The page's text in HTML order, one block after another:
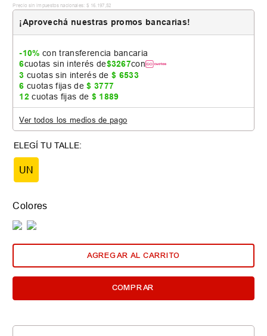
Precio sin impuestos nacionales: $ 16. 197 ,52
¡Aprovechá nuestras promos bancarias!
-10% con transferencia bancaria
6cuotas sin interés de$3267con
3 cuotas sin interés de$ 6533
6 cuotas fijas de$ 3777
12 cuotas fijas de $ 1889
Ver todos los medios de pago
UN
Colores
AGREGAR AL CARRITO
COMPRAR